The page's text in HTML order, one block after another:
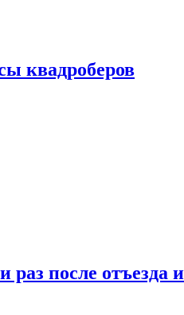
квадроберов
после отъезда